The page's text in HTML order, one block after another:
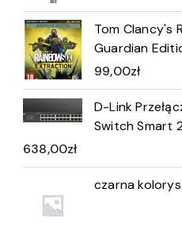
Tom Clancy's
Guardian
99,00zł
D-Link
Switch Smart
638,00zł
czarna